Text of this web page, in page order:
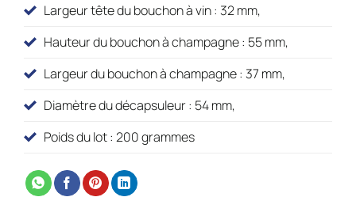
Largeur tête du bouchon à vin : 32 mm,
Hauteur du bouchon à champagne : 55 mm,
Largeur du bouchon à champagne : 37 mm,
Diamètre du décapsuleur : 54 mm,
Poids du lot : 200 grammes